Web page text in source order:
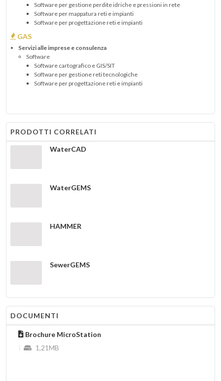
Software per gestione perdite idriche e pressioni in rete
Software per mappatura reti e impianti
Software per progettazione reti e impianti
GAS
Servizi alle imprese e consulenza
Software
Software cartografico e GIS/SIT
Software per gestione reti tecnologiche
Software per progettazione reti e impianti
PRODOTTI CORRELATI
WaterCAD
WaterGEMS
HAMMER
SewerGEMS
DOCUMENTI
Brochure MicroStation
1,21MB